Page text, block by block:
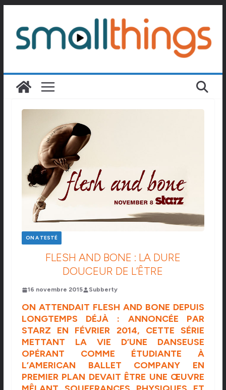
contenu
ON A TESTÉ
FLESH AND BONE : LA DURE
DOUCEUR DE L’ÊTRE
16 novembre 2015 Subberty
ON ATTENDAIT FLESH AND BONE DEPUIS
LONGTEMPS DÉJÀ : ANNONCÉE PAR
STARZ EN FÉVRIER 2014, CETTE SÉRIE
METTANT LA VIE D’UNE DANSEUSE
OPÉRANT COMME ÉTUDIANTE À
L’AMERICAN BALLET COMPANY EN
PREMIER PLAN DEVAIT ÊTRE UNE ŒUVRE